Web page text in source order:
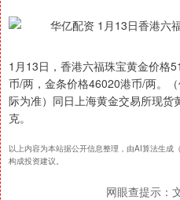
1月13日，香港六福珠宝黄金价格
币/两，金条价格46020港币/两。
际为准）同日上海黄金交易所现
克。
以上内容为本站据公开信息整理，由AI算法生
构成投资建议。
网眼查提示：